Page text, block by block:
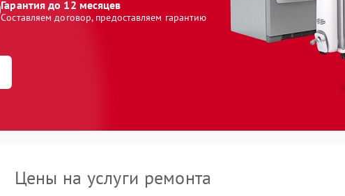
Гарантия до 12 месяцев
Составляем договор, предоставляем гарантию
Цены на услуги ремонта